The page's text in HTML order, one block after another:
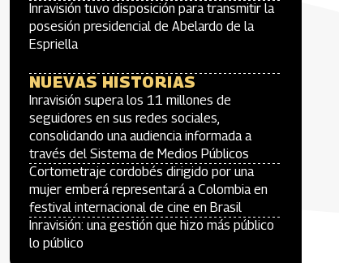
Inravisión tuvo disposición para transmitir la
posesión presidencial de Abelardo de la
Espriella
NUEVAS HISTORIAS
Inravisión supera los 11 millones de
seguidores en sus redes sociales,
consolidando una audiencia informada a
través del Sistema de Medios Públicos
Cortometraje cordobés dirigido por una
mujer emberá representará a Colombia en
festival internacional de cine en Brasil
Inravisión: una gestión que hizo más público
lo público